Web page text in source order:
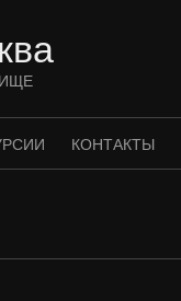
КОНТАКТЫ